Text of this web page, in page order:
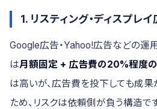
1. リスティング・ディスプレ
Google広告・Yahoo!広告などの運
は月額固定 + 広告費の20%程度
は高いが、広告費を投下しても成
ため、リスクは依頼側が負う構造です